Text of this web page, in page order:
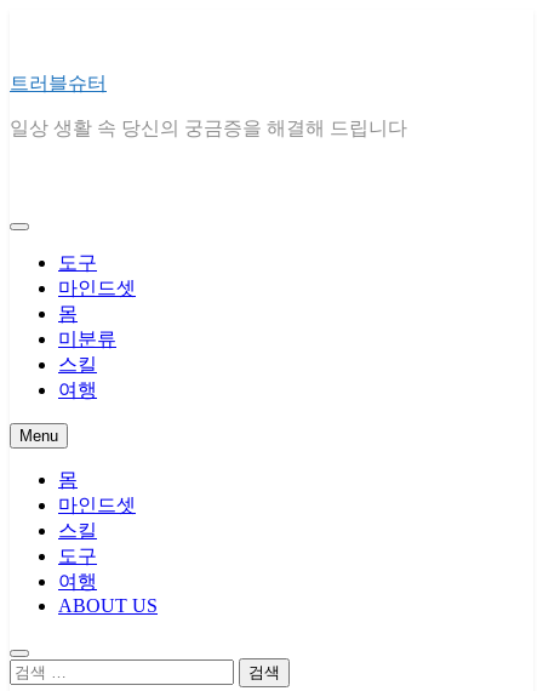
트러블슈터
일상 생활 속 당신의 궁금증을 해결해 드립니다
도구
마인드셋
몸
미분류
스킬
여행
Menu
몸
마인드셋
스킬
도구
여행
ABOUT US
검